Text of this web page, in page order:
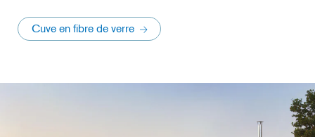
Cuve en fibre de verre